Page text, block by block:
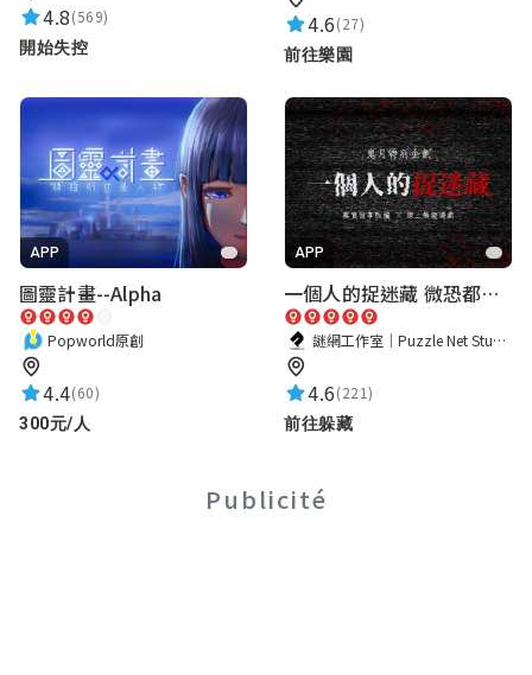
2026-06-05 12:01:48
★★★★★
遊戲內容豐富，超級好玩，大家趕快來玩
喔！！！
東邊山丘的雪堂
世界的開拓者
2026-06-26 15:38:32 ★★★★★
跟著線索可以探索藍田書院各個角落
★★★★★
書院的宗教文化讓我吸收許多歷史知識
4.8(569)
開始失控
4.6(27)
前往樂園
APP
圖靈計畫--Alpha
Popworld原創
4.4(60)
300元/人
APP
一個人的捉迷藏 微恐都市傳說
謎網工作室｜Puzzle Net Studio
4.6(221)
前往躲藏
Publicité